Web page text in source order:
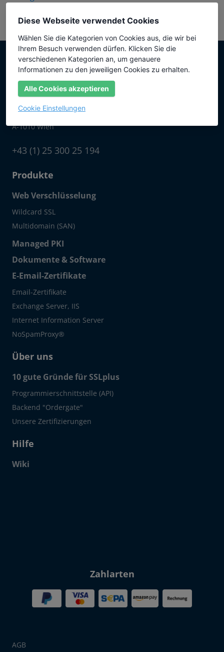
SSLplus ist ein Vertriebsweg der
icertificate GmbH
A-1010 Wien
+43 (1) 25 300 25 194
Produkte
Web Verschlüsselung
Wildcard SSL
Multidomain (SAN)
Managed PKI
Dokumente & Software
E-Email-Zertifikate
Email-Zertifikate
Exchange Server, IIS
Internet Information Server
NoSpamProxy®
Über uns
10 gute Gründe für SSLplus
Programmierschnittstelle (API)
Backend "Ordergate"
Unsere Zertifizierungen
Hilfe
Wiki
Zahlarten
AGB
Diese Webseite verwendet Cookies
Wählen Sie die Kategorien von Cookies aus, die wir bei
Ihrem Besuch verwenden dürfen. Klicken Sie die
verschiedenen Kategorien an, um genauere
Informationen zu den jeweiligen Cookies zu erhalten.
Alle Cookies akzeptieren
Cookie Einstellungen